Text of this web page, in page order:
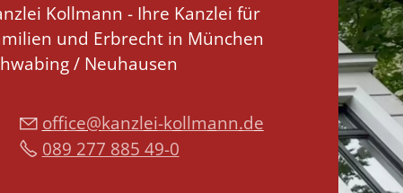
Kollmann - Ihre Kanzlei für
und Erbrecht in München
/ Neuhausen
ff c k nzl -k llm nn d
089 277 885 49-0